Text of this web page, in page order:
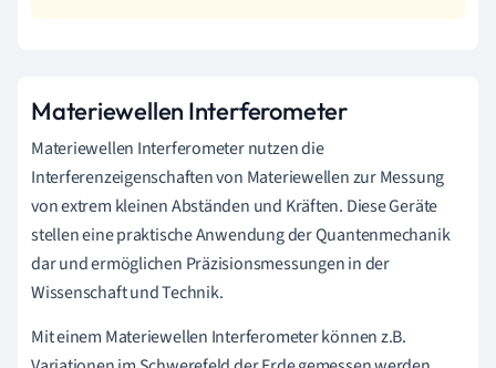
Materiewellen Interferometer
Materiewellen Interferometer nutzen die
Interferenzeigenschaften von Materiewellen zur Messung
von extrem kleinen Abständen und Kräften. Diese Geräte
stellen eine praktische Anwendung der Quantenmechanik
dar und ermöglichen Präzisionsmessungen in der
Wissenschaft und Technik.
Mit einem Materiewellen Interferometer können z.B.